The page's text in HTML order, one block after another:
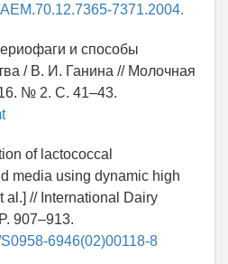
7371.2004.
и способы
/ В. И. Ганина // Молочная
№ 2. С. 41–43.
of lactococcal
media using dynamic high
al.] // International Dairy
907–913.
6946(02)00118-8